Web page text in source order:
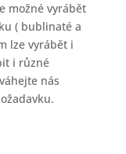
možné vyrábět
( bublinaté a
lze vyrábět i
i různé
nás